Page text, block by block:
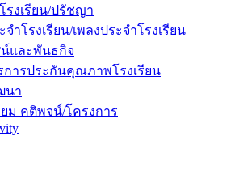
รงเรียน/ปรัชญา
จำโรงเรียน/เพลงประจำโรงเรียน
และพันธกิจ
การประกันคุณภาพโรงเรียน
นา
ยม คติพจน์/โครงการ